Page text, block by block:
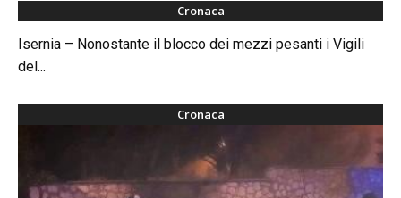
Cronaca
Isernia – Nonostante il blocco dei mezzi pesanti i Vigili
del...
Cronaca